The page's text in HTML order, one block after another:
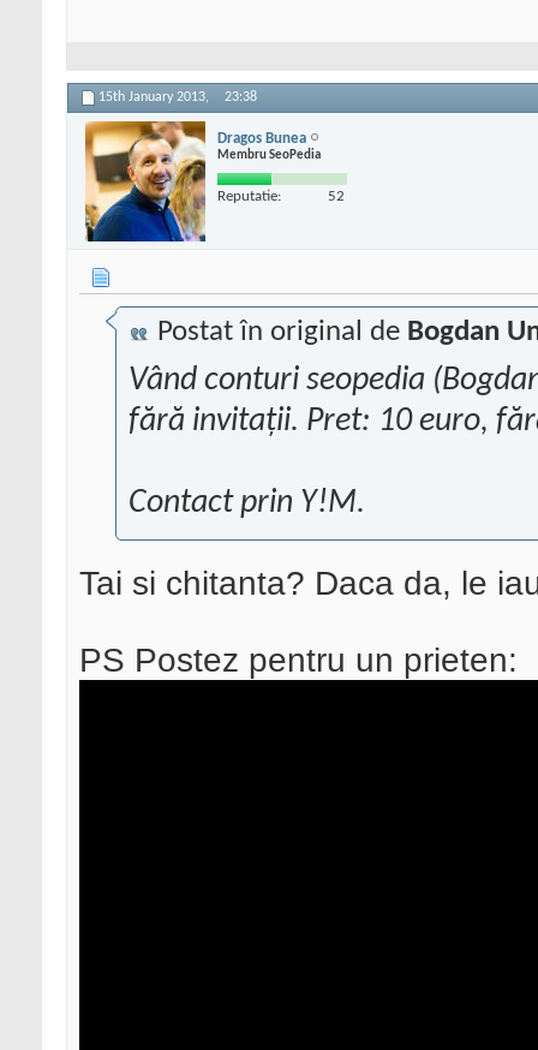
15th January 2013, 23:38
Dragos Bunea
Membru SeoPedia
Reputatie: 52
Postat în original de Bogdan
Vând conturi seopedia
fără invitații. Pret: 10 euro,
Contact prin Y!M.
Tai si chitanta? Daca da, le
PS Postez pentru un prieten: